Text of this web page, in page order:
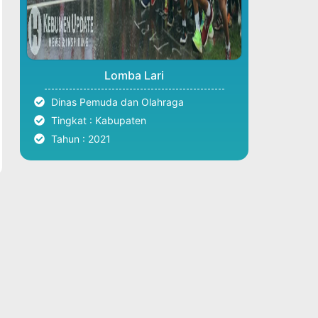
Lomba Lari
Dinas Pemuda dan Olahraga
Tingkat : Kabupaten
Tahun : 2021